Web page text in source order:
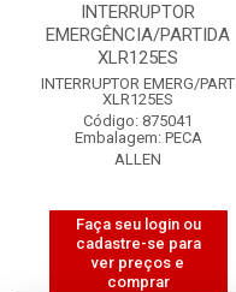
INTERRUPTOR
EMERGÊNCIA/PARTIDA
XLR125ES
INTERRUPTOR EMERG/PART
XLR125ES
Código: 875041
Embalagem: PECA
ALLEN
Faça seu login ou
cadastre-se para
ver preços e
comprar